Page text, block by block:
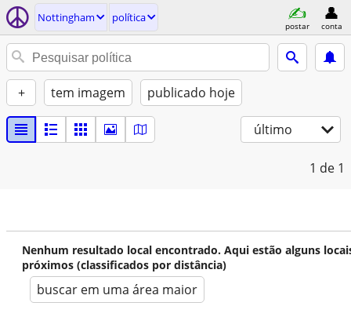
Nottingham política
postar conta
+ tem imagem publicado hoje
último
1 de 1
Nenhum resultado local encontrado. Aqui estão alguns
próximos (classificados por distância)
buscar em uma área maior